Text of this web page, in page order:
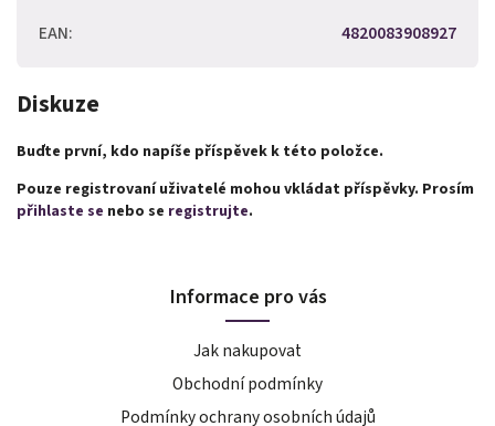
EAN: 4820083908927
Diskuze
Buďte první, kdo napíše příspěvek k této položce.
Pouze registrovaní uživatelé mohou vkládat příspěvky. Prosím
přihlaste se nebo se registrujte.
Informace pro vás
Jak nakupovat
Obchodní podmínky
Podmínky ochrany osobních údajů